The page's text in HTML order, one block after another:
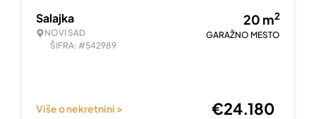
Salajka
NOVI SAD
ŠIFRA: #542989
20 m2
GARAŽNO MESTO
Više o nekretnini > €24.180